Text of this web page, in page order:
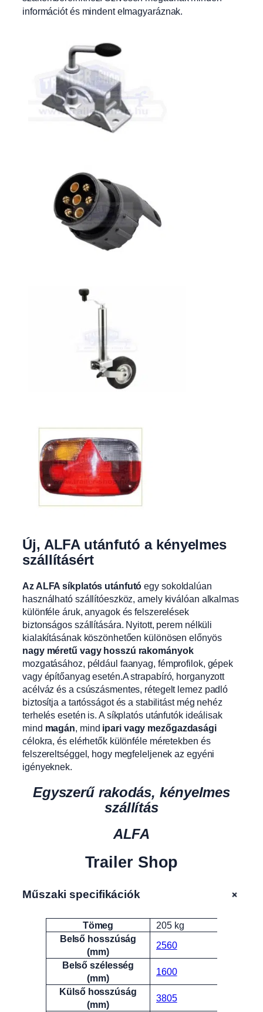
információt és mindent elmagyaráznak.
Új, ALFA utánfutó a kényelmes
szállításért
Az ALFA síkplatós utánfutó egy sokoldalúan
használható szállítóeszköz, amely kiválóan alkalmas
különféle áruk, anyagok és felszerelések
biztonságos szállítására. Nyitott, perem nélküli
kialakításának köszönhetően különösen előnyös
nagy méretű vagy hosszú rakományok
mozgatásához, például faanyag, fémprofilok, gépek
vagy építőanyag esetén.A strapabíró, horganyzott
acélváz és a csúszásmentes, rétegelt lemez padló
biztosítja a tartósságot és a stabilitást még nehéz
terhelés esetén is. A síkplatós utánfutók ideálisak
mind magán, mind ipari vagy mezőgazdasági
célokra, és elérhetők különféle méretekben és
felszereltséggel, hogy megfeleljenek az egyéni
igényeknek.
Egyszerű rakodás, kényelmes
szállítás
ALFA
Trailer Shop
Műszaki specifikációk +
Attribútumok Érték
Tömeg
205 kg
Belső hosszúság
(mm)
2560
Belső szélesség
(mm)
1600
Külső hosszúság
(mm)
3805